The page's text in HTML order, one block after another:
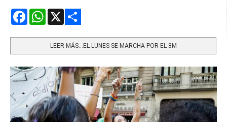
FacebookWhatsApp
LEER MÁS…EL LUNES SE MARCHA POR EL 8M